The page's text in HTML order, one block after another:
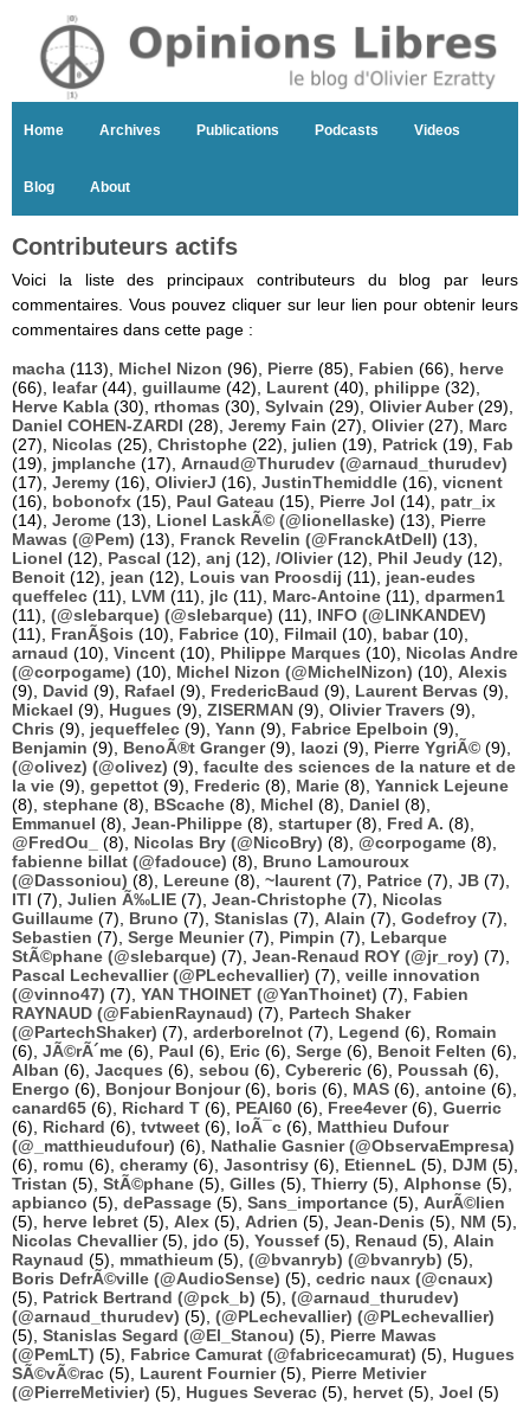
Home Archives Publications Podcasts Videos
Blog About
Contributeurs actifs
Voici la liste des principaux contributeurs du blog par leurs
commentaires. Vous pouvez cliquer sur leur lien pour obtenir leurs
commentaires dans cette page :
macha (113), Michel Nizon (96), Pierre (85), Fabien (66), herve
(66), leafar(44), guillaume (42), Laurent (40), philippe (32),
Herve Kabla (30), rthomas (30), Sylvain (29), Olivier Auber(29),
Daniel COHEN-ZARDI (28), Jeremy Fain (27), Olivier(27), Marc
(27), Nicolas (25), Christophe (22), julien (19), Patrick (19), Fab
(19), jmplanche (17), Arnaud@Thurudev (@arnaud_thurudev)
(17), Jeremy (16), OlivierJ (16), JustinThemiddle (16), vicnent
(16), bobonofx (15), Paul Gateau (15), Pierre Jol (14), patr_ix
(14), Jerome (13), Lionel LaskÃ© (@lionellaske) (13), Pierre
Mawas (@Pem) (13), Franck Revelin (@FranckAtDell) (13),
Lionel (12), Pascal (12), anj (12), /Olivier(12), Phil Jeudy (12),
Benoit (12), jean (12), Louis van Proosdij (11), jean-eudes
queffelec (11), LVM (11), jlc (11), Marc-Antoine (11), dparmen1
(11), (@slebarque) (@slebarque) (11), INFO (@LINKANDEV)
(11), FranÃ§ois (10), Fabrice (10), Filmail (10), babar(10),
arnaud (10), Vincent (10), Philippe Marques (10), Nicolas Andre
(@corpogame) (10), Michel Nizon (@MichelNizon) (10), Alexis
(9), David (9), Rafael (9), FredericBaud (9), Laurent Bervas (9),
Mickael (9), Hugues (9), ZISERMAN (9), Olivier Travers (9),
Chris (9), jequeffelec (9), Yann (9), Fabrice Epelboin (9),
Benjamin (9), BenoÃ®t Granger(9), laozi (9), Pierre YgriÃ© (9),
(@olivez) (@olivez) (9), faculte des sciences de la nature et de
la vie (9), gepettot (9), Frederic (8), Marie (8), Yannick Lejeune
(8), stephane (8), BScache (8), Michel (8), Daniel (8),
Emmanuel (8), Jean-Philippe (8), startuper(8), Fred A. (8),
@FredOu_
(8), Nicolas Bry (@NicoBry) (8), @corpogame (8),
fabienne billat (@fadouce) (8), Bruno Lamouroux
(@Dassoniou) (8), Lereune (8), ~laurent (7), Patrice (7), JB (7),
ITI (7), Julien Ã‰LIE (7), Jean-Christophe (7), Nicolas
Guillaume (7), Bruno (7), Stanislas (7), Alain (7), Godefroy (7),
Sebastien (7), Serge Meunier(7), Pimpin (7), Lebarque
StÃ©phane (@slebarque) (7), Jean-Renaud ROY (@jr_roy) (7),
Pascal Lechevallier (@PLechevallier) (7), veille innovation
(@vinno47) (7), YAN THOINET (@YanThoinet) (7), Fabien
RAYNAUD (@FabienRaynaud) (7), Partech Shaker
(@PartechShaker) (7), arderborelnot (7), Legend (6), Romain
(6), JÃ©rÃ´me (6), Paul (6), Eric (6), Serge (6), Benoit Felten (6),
Alban (6), Jacques (6), sebou (6), Cybereric (6), Poussah (6),
Energo (6), Bonjour Bonjour(6), boris (6), MAS (6), antoine (6),
canard65 (6), Richard T (6), PEAI60 (6), Free4ever(6), Guerric
(6), Richard (6), tvtweet (6), loÃ¯c (6), Matthieu Dufour
(@_matthieudufour) (6), Nathalie Gasnier (@ObservaEmpresa)
(6), romu (6), cheramy (6), Jasontrisy (6), EtienneL (5), DJM (5),
Tristan (5), StÃ©phane (5), Gilles (5), Thierry (5), Alphonse (5),
apbianco (5), dePassage (5), Sans_importance (5), AurÃ©lien
(5), herve lebret (5), Alex (5), Adrien (5), Jean-Denis (5), NM (5),
Nicolas Chevallier(5), jdo (5), Youssef (5), Renaud (5), Alain
Raynaud (5), mmathieum (5), (@bvanryb) (@bvanryb) (5),
Boris DefrÃ©ville (@AudioSense) (5), cedric naux (@cnaux)
(5), Patrick Bertrand (@pck_b) (5), (@arnaud_thurudev)
(@arnaud_thurudev) (5), (@PLechevallier) (@PLechevallier)
(5), Stanislas Segard (@El_Stanou) (5), Pierre Mawas
(@PemLT) (5), Fabrice Camurat (@fabricecamurat) (5), Hugues
SÃ©vÃ©rac (5), Laurent Fournier(5), Pierre Metivier
(@PierreMetivier) (5), Hugues Severac (5), hervet (5), Joel (5)